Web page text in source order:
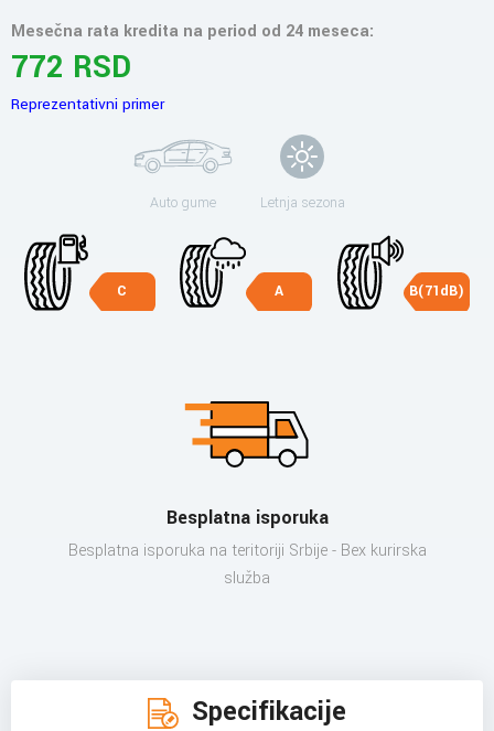
Mesečna rata kredita na period od 24 meseca:
772 RSD
Reprezentativni primer
Auto gume Letnja sezona
C A B(71dB)
Besplatna isporuka
Besplatna isporuka na teritoriji Srbije - Bex kurirska
služba
Specifikacije